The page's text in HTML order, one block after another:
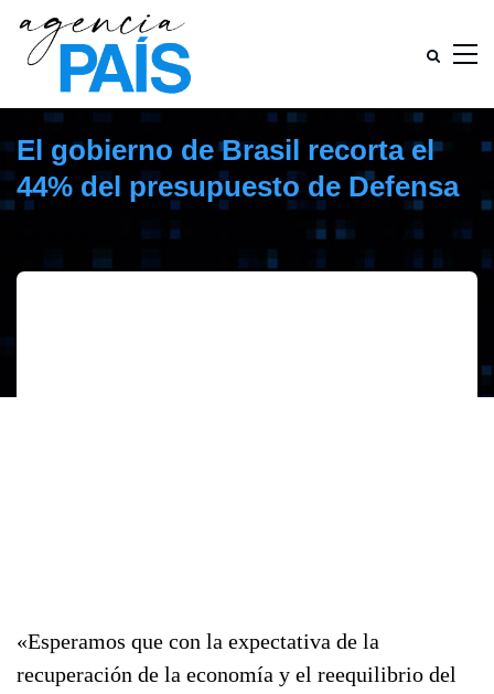
El gobierno de Brasil recorta el
44% del presupuesto de Defensa
«Esperamos que con la expectativa de la
recuperación de la economía y el reequilibrio del